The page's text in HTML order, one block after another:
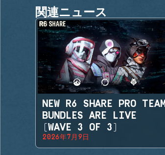
関連ニュース
NEW R6 SHARE PRO TEAM
BUNDLES ARE LIVE
(WAVE 3 OF 3)
2026年7月9日